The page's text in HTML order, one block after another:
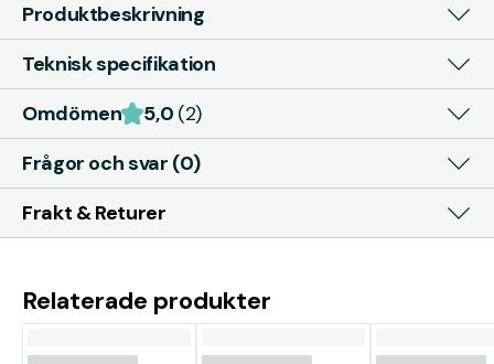
Produktbeskrivning
Teknisk specifikation
Omdömen
5,0 (2)
Frågor och svar (0)
Frakt & Returer
Relaterade produkter